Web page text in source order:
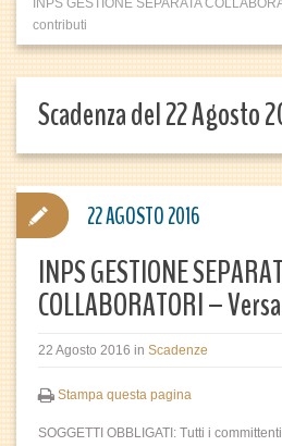
INPS GESTIONE SEPARATA
contributi
Scadenza del 22 Agosto
INPS GESTIONE
COLLABORATORI –
22 Agosto 2016 in Scadenze
Stampa questa pagina
SOGGETTI OBBLIGATI: Tutti i
22 AGOSTO 2016